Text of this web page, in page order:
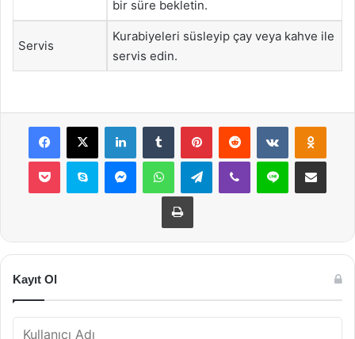
bir süre bekletin.
Servis
Kurabiyeleri süsleyip çay veya kahve ile
servis edin.
Facebook
X LinkedInTumblr PinterestReddit VKontakte
Pocket Skype MessengerWhatsAppTelegramViber Line E-Posta ile
Yazdır
Kayıt Ol